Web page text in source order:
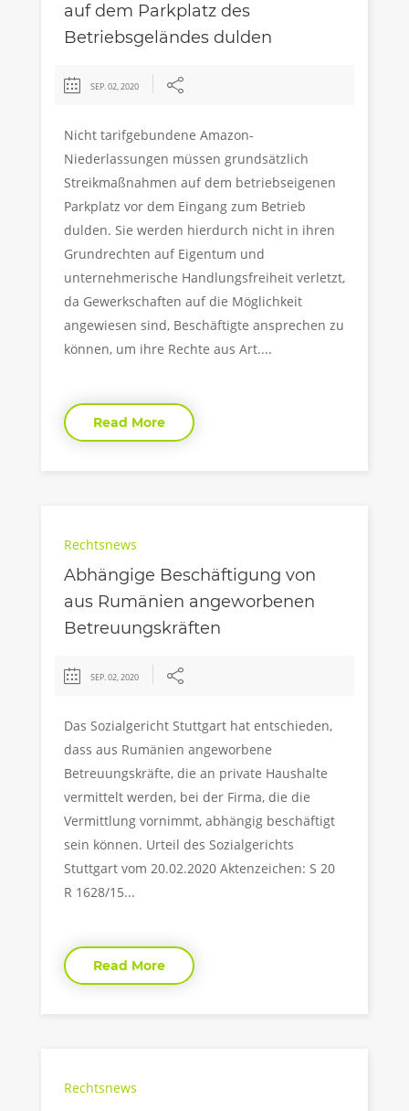
auf dem Parkplatz des
Betriebsgeländes dulden
SEP. 02, 2020
Nicht tarifgebundene Amazon-
Niederlassungen müssen grundsätzlich
Streikmaßnahmen auf dem betriebseigenen
Parkplatz vor dem Eingang zum Betrieb
dulden. Sie werden hierdurch nicht in ihren
Grundrechten auf Eigentum und
unternehmerische Handlungsfreiheit verletzt,
da Gewerkschaften auf die Möglichkeit
angewiesen sind, Beschäftigte ansprechen zu
können, um ihre Rechte aus Art....
Read More
Rechtsnews
Abhängige Beschäftigung von
aus Rumänien angeworbenen
Betreuungskräften
SEP. 02, 2020
Das Sozialgericht Stuttgart hat entschieden,
dass aus Rumänien angeworbene
Betreuungskräfte, die an private Haushalte
vermittelt werden, bei der Firma, die die
Vermittlung vornimmt, abhängig beschäftigt
sein können. Urteil des Sozialgerichts
Stuttgart vom 20.02.2020 Aktenzeichen: S 20
R 1628/15...
Read More
Rechtsnews